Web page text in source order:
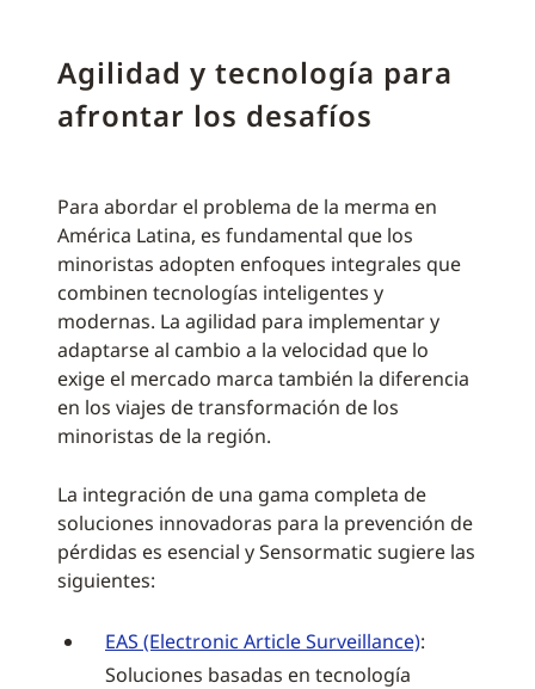
Agilidad y tecnología para
afrontar los desafíos
Para abordar el problema de la merma en
América Latina, es fundamental que los
minoristas adopten enfoques integrales que
combinen tecnologías inteligentes y
modernas. La agilidad para implementar y
adaptarse al cambio a la velocidad que lo
exige el mercado marca también la diferencia
en los viajes de transformación de los
minoristas de la región.
La integración de una gama completa de
soluciones innovadoras para la prevención de
pérdidas es esencial y Sensormatic sugiere las
siguientes:
EAS (Electronic Article Surveillance):
Soluciones basadas en tecnología